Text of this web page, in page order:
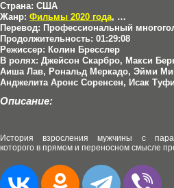
Страна: США
Жанр: Фильмы 2020 года, Ужасы
Перевод: Профессиональный
Продолжительность: 01:29:08
Режиссер: Колин Бресслер
В ролях: Джейсон Скарбро, Макси
Аиша Лав, Рональд Меркадо, Эйми
Анджелита Аронс Соренсен, Исак
Описание:
История взросления мужчины с
которого в прямом и переносном смысле